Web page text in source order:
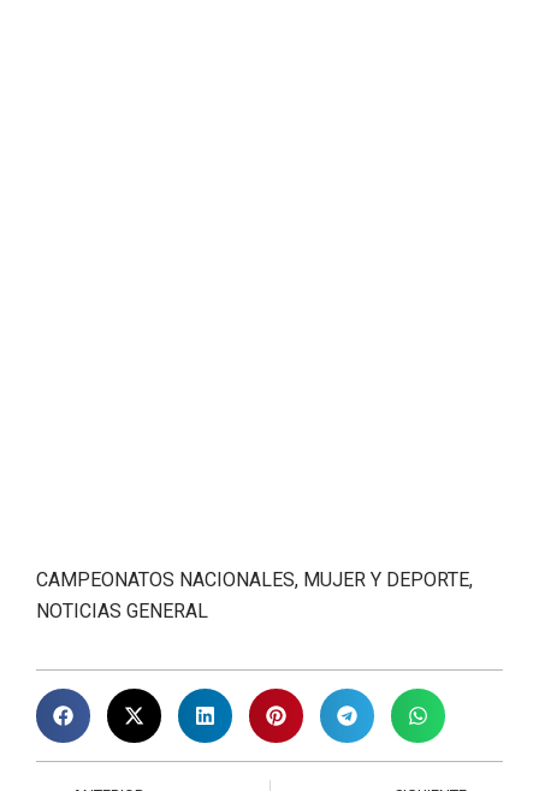
CAMPEONATOS NACIONALES, MUJER Y DEPORTE,
NOTICIAS GENERAL
PRE
MA
ALT
ARR
IBA
PRE